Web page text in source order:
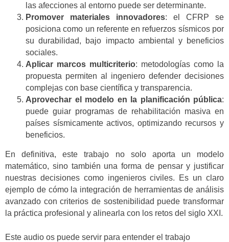
las afecciones al entorno puede ser determinante.
Promover materiales innovadores: el CFRP se
posiciona como un referente en refuerzos sísmicos por
su durabilidad, bajo impacto ambiental y beneficios
sociales.
Aplicar marcos multicriterio: metodologías como la
propuesta permiten al ingeniero defender decisiones
complejas con base científica y transparencia.
Aprovechar el modelo en la planificación pública:
puede guiar programas de rehabilitación masiva en
países sísmicamente activos, optimizando recursos y
beneficios.
En definitiva, este trabajo no solo aporta un modelo
matemático, sino también una forma de pensar y justificar
nuestras decisiones como ingenieros civiles. Es un claro
ejemplo de cómo la integración de herramientas de análisis
avanzado con criterios de sostenibilidad puede transformar
la práctica profesional y alinearla con los retos del siglo XXI.
Este audio os puede servir para entender el trabajo